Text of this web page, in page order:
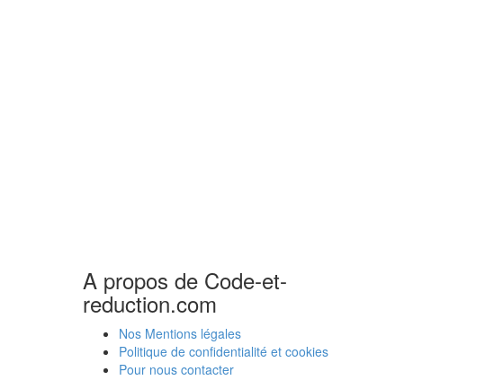
A propos de Code-et-
reduction.com
Nos Mentions légales
Politique de confidentialité et cookies
Pour nous contacter